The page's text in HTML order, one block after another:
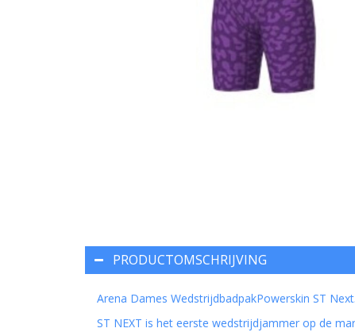
PRODUCTOMSCHRIJVING
Arena Dames WedstrijdbadpakPowerskin ST
ST NEXT is het eerste wedstrijdjammer op de